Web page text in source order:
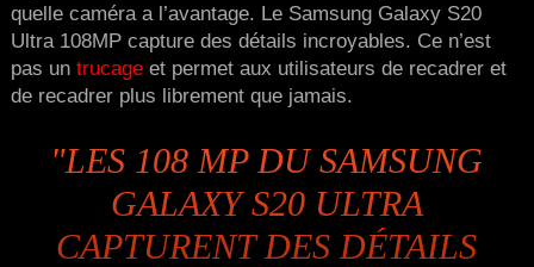
quelle caméra a l’avantage. Le Samsung Galaxy S20
Ultra 108MP capture des détails incroyables. Ce n’est
pas un trucage et permet aux utilisateurs de recadrer et
de recadrer plus librement que jamais.
"LES 108 MP DU SAMSUNG
GALAXY S20 ULTRA
CAPTURENT DES DÉTAILS